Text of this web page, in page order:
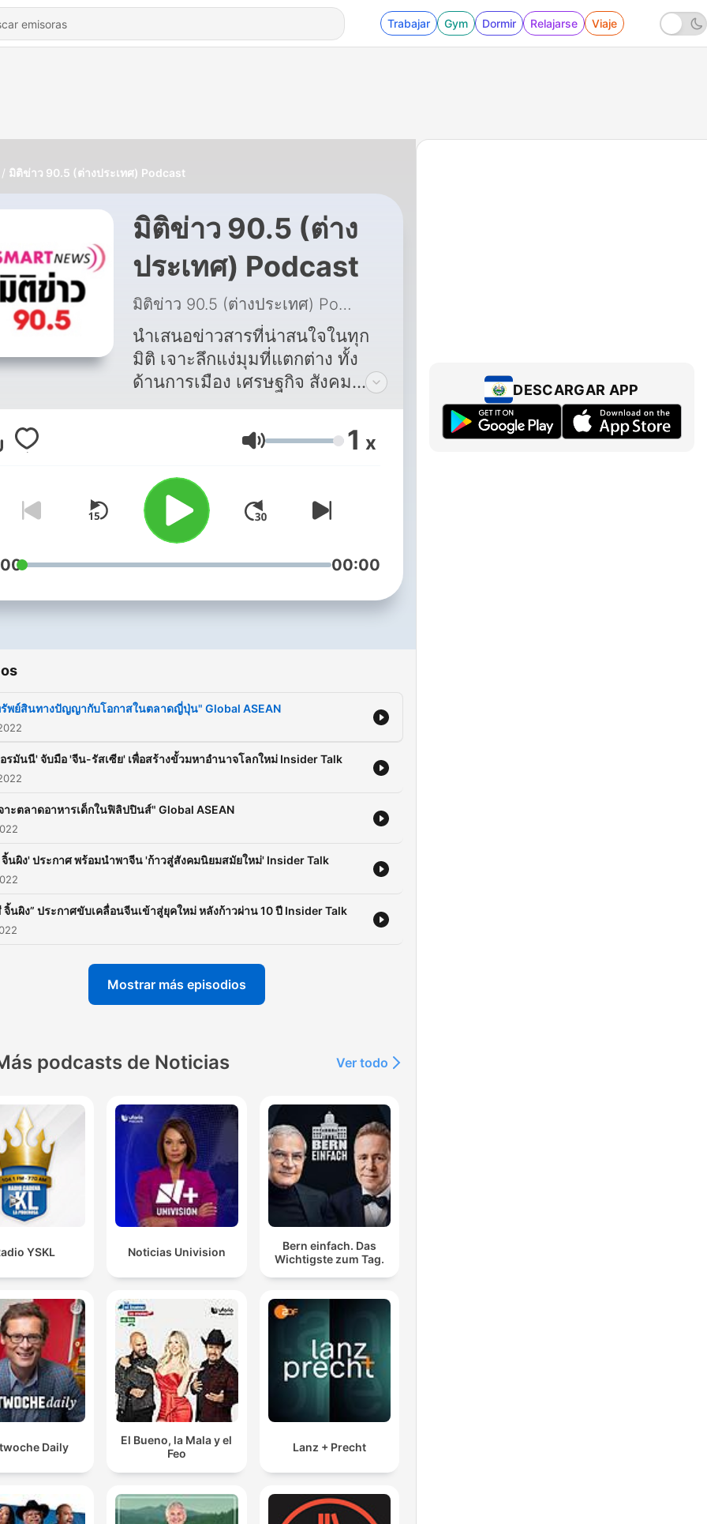
Trabajar Gym Dormir Relajarse Viaje
มิติข่าว 90.5 (ต่างประเทศ) Podcast
มิติข่าว 90.5 (ต่าง
ประเทศ) Podcast
มิติข่าว 90.5 (ต่างประเทศ) Podcast
นำเสนอข่าวสารที่น่าสนใจในทุก
มิติ เจาะลึกแง่มุมที่แตกต่าง ทั้ง
ด้านการเมือง เศรษฐกิจ สังคม
ธุรกิจการตลาด ลงทุนหุ้น ตลาด
เงินทอง ไปจนถึงพัฒนาความคิด
ในรูปแบบ Podcast เพื่อให้ทัน
สมัย และง่ายต่อการรับฟัง
Volumen 1 x
00:00
พย์สินทางปัญญากับโอกาสในตลาดญี่ปุ่น" Global ASEAN
อรมันนี' จับมือ 'จีน-รัสเซีย' เพื่อสร้างขั้วมหาอำนาจโลกใหม่ Insider Talk
าะตลาดอาหารเด็กในฟิลิปปินส์" Global ASEAN
นผิง' ประกาศ พร้อมนำพาจีน 'ก้าวสู่สังคมนิยมสมัยใหม่' Insider Talk
จิ้นผิง” ประกาศขับเคลื่อนจีนเข้าสู่ยุคใหม่ หลังก้าวผ่าน 10 ปี Insider Talk
Mostrar más episodios
podcasts de Noticias Ver todo
YSKL Noticias Univision
Bern einfach. Das
Wichtigste zum Tag.
Daily
El Bueno, la Mala y el
Feo
Lanz + Precht
DESCARGAR APP